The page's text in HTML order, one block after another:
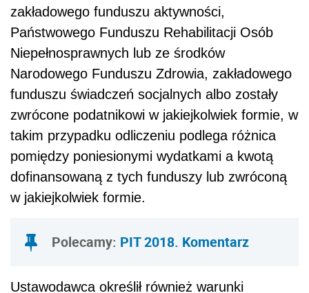
zakładowego funduszu aktywności,
Państwowego Funduszu Rehabilitacji Osób
Niepełnosprawnych lub ze środków
Narodowego Funduszu Zdrowia, zakładowego
funduszu świadczeń socjalnych albo zostały
zwrócone podatnikowi w jakiejkolwiek formie, w
takim przypadku odliczeniu podlega różnica
pomiędzy poniesionymi wydatkami a kwotą
dofinansowaną z tych funduszy lub zwróconą
w jakiejkolwiek formie.
Polecamy: PIT 2018. Komentarz
Ustawodawca określił również warunki